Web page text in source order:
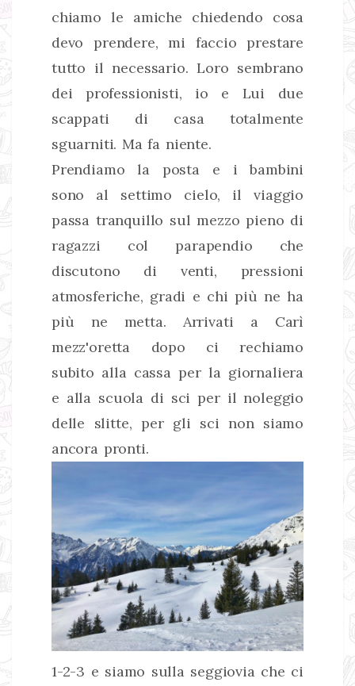
chiamo le amiche chiedendo cosa
devo prendere, mi faccio prestare
tutto il necessario. Loro sembrano
dei professionisti, io e Lui due
scappati di casa totalmente
sguarniti. Ma fa niente.
Prendiamo la posta e i bambini
sono al settimo cielo, il viaggio
passa tranquillo sul mezzo pieno di
ragazzi col parapendio che
discutono di venti, pressioni
atmosferiche, gradi e chi più ne ha
più ne metta. Arrivati a Carì
mezz'oretta dopo ci rechiamo
subito alla cassa per la giornaliera
e alla scuola di sci per il noleggio
delle slitte, per gli sci non siamo
ancora pronti.
1-2-3 e siamo sulla seggiovia che ci